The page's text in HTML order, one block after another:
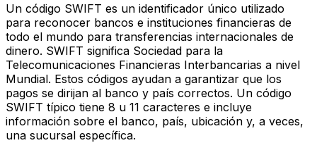
Un código SWIFT es un identificador único utilizado
para reconocer bancos e instituciones financieras de
todo el mundo para transferencias internacionales de
dinero. SWIFT significa Sociedad para la
Telecomunicaciones Financieras Interbancarias a nivel
Mundial. Estos códigos ayudan a garantizar que los
pagos se dirijan al banco y país correctos. Un código
SWIFT típico tiene 8 u 11 caracteres e incluye
información sobre el banco, país, ubicación y, a veces,
una sucursal específica.